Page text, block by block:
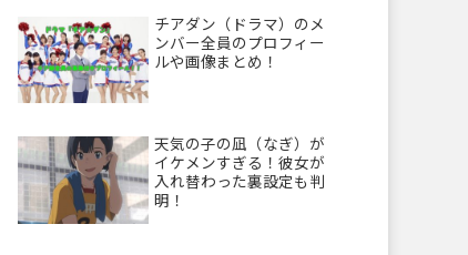
チアダン（ドラマ）のメ
ンバー全員のプロフィー
ルや画像まとめ！
天気の子の凪（なぎ）が
イケメンすぎる！彼女が
入れ替わった裏設定も判
明！